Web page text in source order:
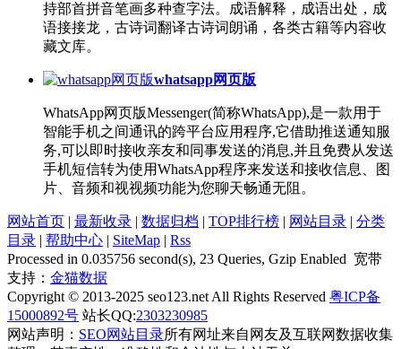
持部首拼音笔画多种查字法。成语解释，成语出处，成
语接接龙，古诗词翻译古诗词朗诵，各类古籍等内容收
藏文库。
whatsapp网页版
WhatsApp网页版Messenger(简称WhatsApp),是一款用于
智能手机之间通讯的跨平台应用程序,它借助推送通知服
务,可以即时接收亲友和同事发送的消息,并且免费从发送
手机短信转为使用WhatsApp程序来发送和接收信息、图
片、音频和视视频功能为您聊天畅通无阻。
网站首页 | 最新收录 | 数据归档 | TOP排行榜 | 网站目录 | 分类
目录 | 帮助中心 | SiteMap | Rss
Processed in 0.035756 second(s), 23 Queries, Gzip Enabled 宽带
支持： 金猫数据
Copyright © 2013-2025 seo123.net All Rights Reserved 粤ICP备
15000892号 站长QQ:2303230985
网站声明： SEO网站目录所有网址来自网友及互联网数据收集